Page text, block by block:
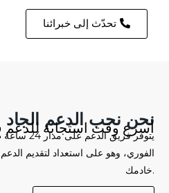
تحدّث إلى خبرائنا
نحن نحب الدعم الجاد
أسرع وقت استجابة للدعم
يتوفر فريق
الفوري، وهو على استعداد لتقديم
خادمك.